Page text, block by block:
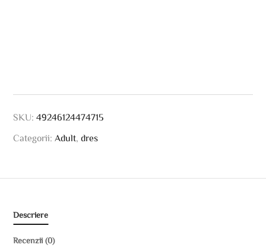
SKU:49246124474715
Categorii: Adult ,dres
Descriere
Recenzii (0)